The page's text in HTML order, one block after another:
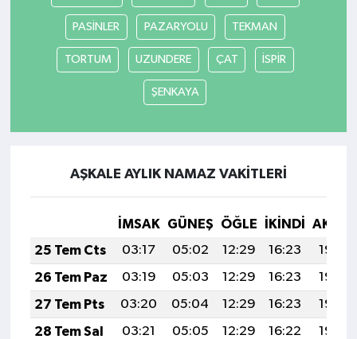
PASİNLER PAZARYOLU TEKMAN
TORTUM UZUNDERE ÇAT İSPİR
ŞENKAYA
AŞKALE AYLIK NAMAZ VAKITLERI
İMSAK GÜNEŞ ÖĞLE İKINDI
25 Tem Cts
03:17 05:02 12:29 16:23
19:45
26 Tem Paz
03:19 05:03 12:29 16:23
19:45
27 Tem Pts
03:20 05:04 12:29 16:23
19:44
28 Tem Sal
03:21 05:05 12:29 16:22
19:43